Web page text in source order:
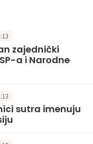
zajednički
a i Narodne
sutra imenuju